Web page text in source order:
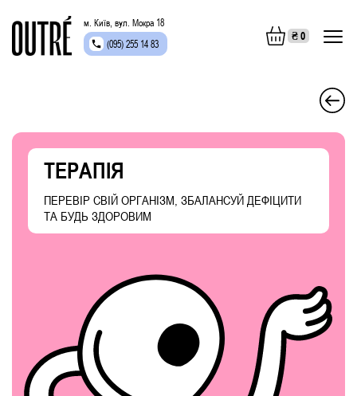
м. Київ, вул. Мокра 18
(095) 255 14 83
₴0
ТЕРАПІЯ
ПЕРЕВІР СВІЙ ОРГАНІЗМ, ЗБАЛАНСУЙ ДЕФІЦИТИ
ТА БУДЬ ЗДОРОВИМ